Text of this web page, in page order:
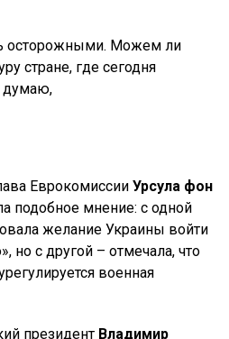
Можем ли
стране, где сегодня
думаю,
Еврокомиссии Урсула фон
подобное мнение: с одной
желание Украины войти
но с другой – отмечала, что
военная
президент Владимир